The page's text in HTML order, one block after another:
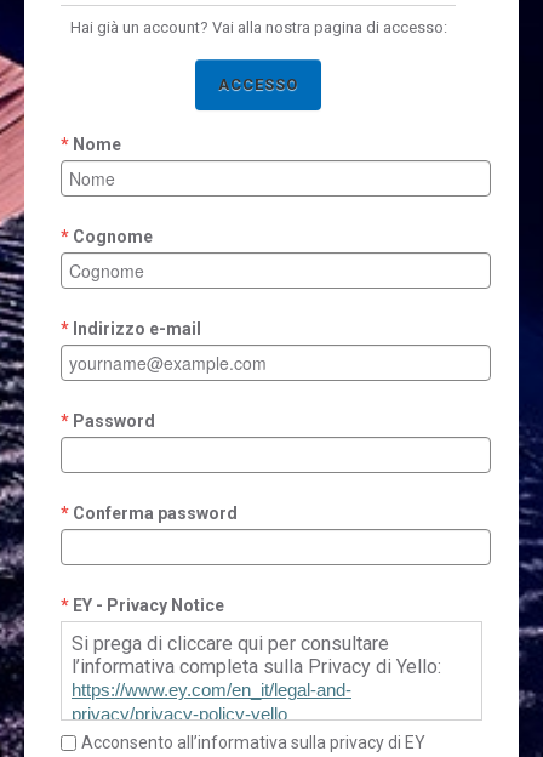
Hai già un account? Vai alla nostra pagina di accesso:
ACCESSO
Nome
Cognome
Indirizzo e-mail
Password
Conferma password
EY - Privacy Notice
Si prega di cliccare qui per consultare
l’informativa completa sulla Privacy di Yello:
https://www.ey.com/en_it/legal-and-
privacy/privacy-policy-yello
Acconsento all’informativa sulla privacy di EY